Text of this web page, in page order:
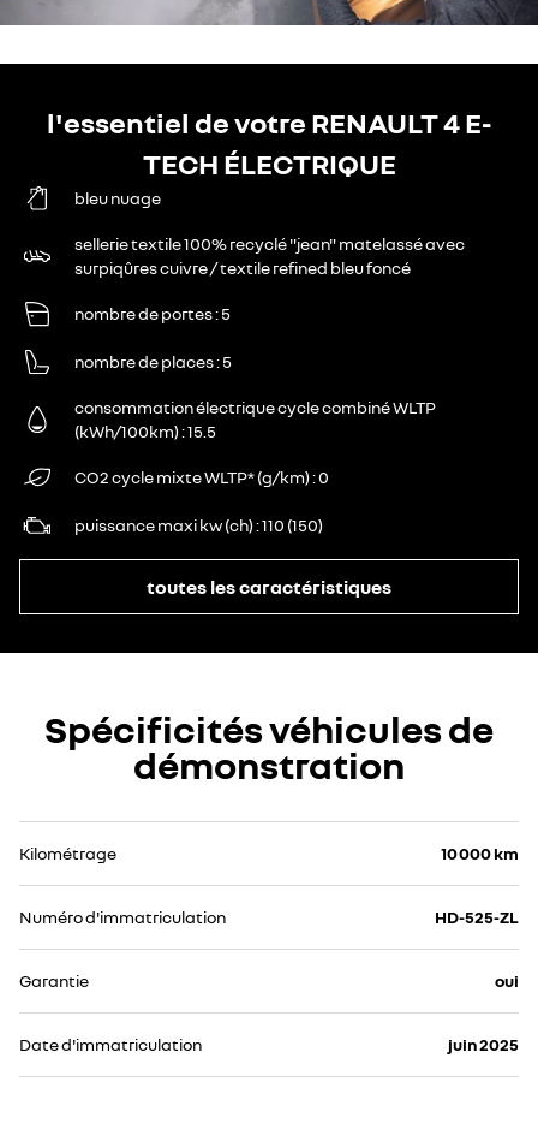
l'essentiel de votre RENAULT 4 E-
TECH ÉLECTRIQUE
bleu nuage
sellerie textile 100% recyclé "jean" matelassé avec
surpiqûres cuivre / textile refined bleu foncé
nombre de portes 5
nombre de places 5
consommation électrique cycle combiné WLTP
(kWh/100km) 15.5
CO2 cycle mixte WLTP* (g/km) 0
puissance maxi kw (ch) 110 (150)
toutes les caractéristiques
Spécificités véhicules de
démonstration
Kilométrage 10 000 km
Numéro d'immatriculation HD-525-ZL
Garantie oui
Date d'immatriculation juin 2025